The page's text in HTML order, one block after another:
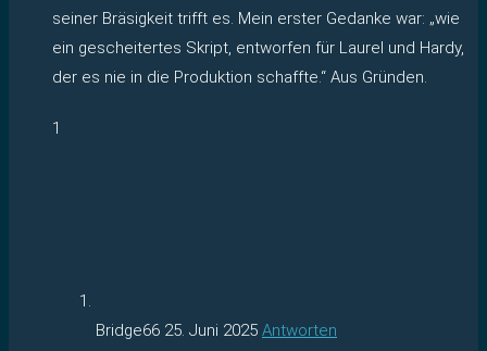
seiner Bräsigkeit trifft es. Mein erster Gedanke war: „wie
ein gescheitertes Skript, entworfen für Laurel und Hardy,
der es nie in die Produktion schaffte.“ Aus Gründen.
1
Bridge66 25. Juni 2025 Antworten